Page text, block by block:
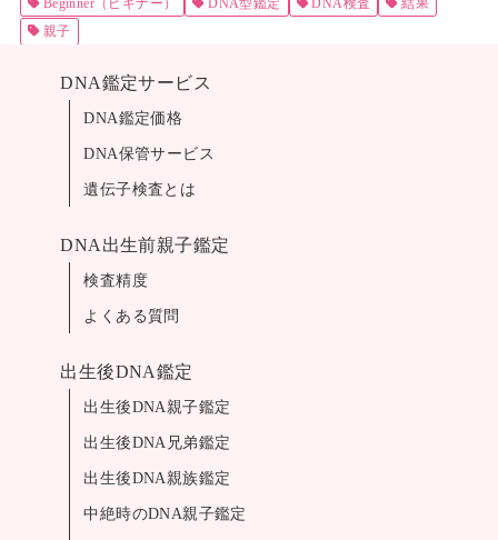
Beginner（ビギナー）
DNA型鑑定 DNA検査
結果
親子
DNA鑑定サービス
DNA鑑定価格
DNA保管サービス
遺伝子検査とは
DNA出生前親子鑑定
検査精度
よくある質問
出生後DNA鑑定
出生後DNA親子鑑定
出生後DNA兄弟鑑定
出生後DNA親族鑑定
中絶時のDNA親子鑑定